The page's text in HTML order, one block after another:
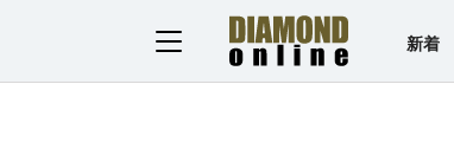
新着